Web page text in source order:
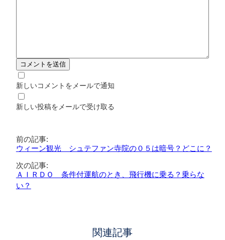
新しいコメントをメールで通知
新しい投稿をメールで受け取る
前の記事:
ウィーン観光 シュテファン寺院の０５は暗号？どこに？
次の記事:
ＡＩＲＤＯ 条件付運航のとき、飛行機に乗る？乗らな
い？
関連記事